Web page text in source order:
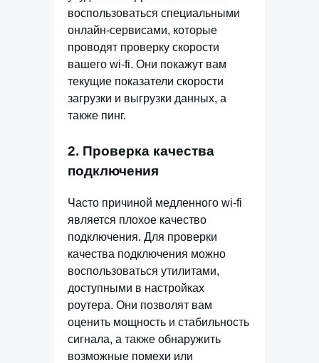
воспользоваться специальными
онлайн-сервисами, которые
проводят проверку скорости
вашего wi-fi. Они покажут вам
текущие показатели скорости
загрузки и выгрузки данных, а
также пинг.
2. Проверка качества
подключения
Часто причиной медленного wi-fi
является плохое качество
подключения. Для проверки
качества подключения можно
воспользоваться утилитами,
доступными в настройках
роутера. Они позволят вам
оценить мощность и стабильность
сигнала, а также обнаружить
возможные помехи или